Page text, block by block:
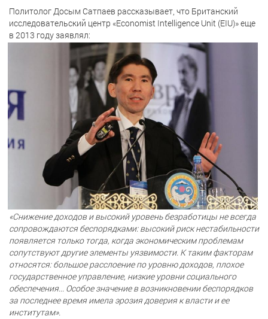
Политолог Досым Сатпаев рассказывает, что Британский
исследовательский центр «Economist Intelligence Unit (EIU)» еще
в 2013 году заявлял:
«Снижение доходов и высокий уровень безработицы не всегда
сопровождаются беспорядками: высокий риск нестабильности
появляется только тогда, когда экономическим проблемам
сопутствуют другие элементы уязвимости. К таким факторам
относятся: большое расслоение по уровню доходов, плохое
государственное управление, низкие уровни социального
обеспечения... Особое значение в возникновении беспорядков
за последнее время имела эрозия доверия к власти и ее
институтам».